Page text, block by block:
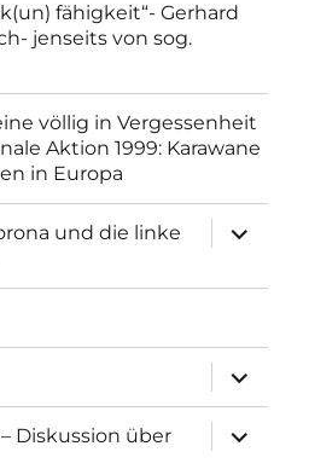
fähigkeit“- Gerhard
jenseits von sog.
völlig in Vergessenheit
Aktion 1999: Karawane
in Europa
und die linke
anzeigen
anzeigen
Diskussion über
anzeigen